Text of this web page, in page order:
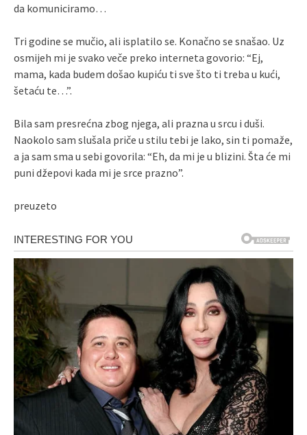
da komuniciramo…
Tri godine se mučio, ali isplatilo se. Konačno se snašao. Uz
osmijeh mi je svako veče preko interneta govorio: “Ej,
mama, kada budem došao kupiću ti sve što ti treba u kući,
šetaću te…”.
Bila sam presrećna zbog njega, ali prazna u srcu i duši.
Naokolo sam slušala priče u stilu tebi je lako, sin ti pomaže,
a ja sam sma u sebi govorila: “Eh, da mi je u blizini. Šta će mi
puni džepovi kada mi je srce prazno”.
preuzeto